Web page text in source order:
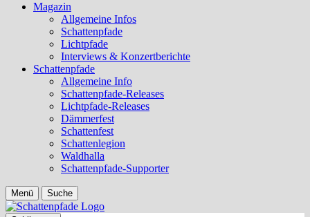
Magazin
Allgemeine Infos
Schattenpfade
Lichtpfade
Interviews & Konzertberichte
Schattenpfade
Allgemeine Info
Schattenpfade-Releases
Lichtpfade-Releases
Dämmerfest
Schattenfest
Schattenlegion
Waldhalla
Schattenpfade-Supporter
Menü Suche